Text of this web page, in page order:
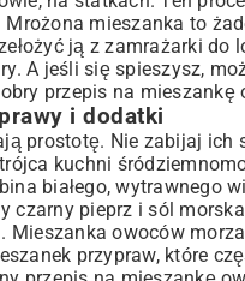
Mrożona mieszanka to
ją z zamrażarki
A jeśli się spieszysz,
przepis na mieszankę
i dodatki
prostotę. Nie zabijaj
kuchni
białego, wytrawnego
czarny pieprz i sól
Mieszanka owoców
przypraw, które